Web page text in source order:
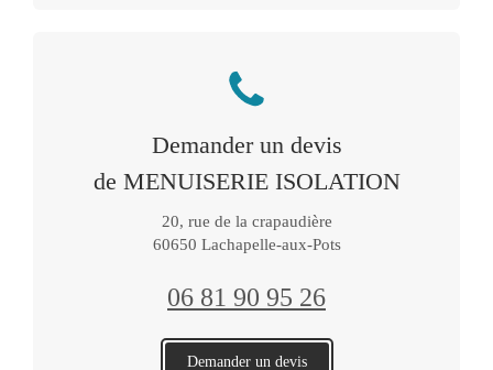
Demander un devis
de MENUISERIE ISOLATION
20, rue de la crapaudière
60650 Lachapelle-aux-Pots
06 81 90 95 26
Demander un devis